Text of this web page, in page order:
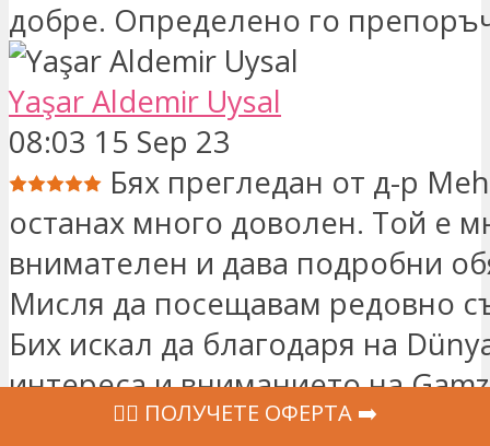
добре. Определено го
Yaşar Aldemir Uysal
08:03 15 Sep 23
Бях прегледан от д-р
останах много доволен. Той е
внимателен и дава подробни
Мисля да посещавам редовно
Бих искал да благодаря на
интереса и вниманието на
‍👩‍⚕ ПОЛУЧЕТЕ ОФЕРТА ➡️